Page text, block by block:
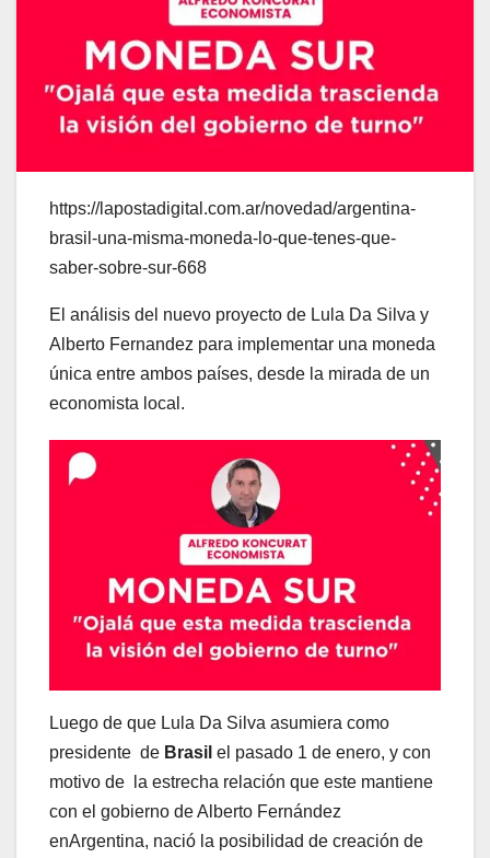
https://lapostadigital.com.ar/novedad/argentina-
brasil-una-misma-moneda-lo-que-tenes-que-
saber-sobre-sur-668
El análisis del nuevo proyecto de Lula Da Silva y
Alberto Fernandez para implementar una moneda
única entre ambos países, desde la mirada de un
economista local.
Luego de que Lula Da Silva asumiera como
presidente de Brasil el pasado 1 de enero, y con
motivo de la estrecha relación que este mantiene
con el gobierno de Alberto Fernández
enArgentina, nació la posibilidad de creación de